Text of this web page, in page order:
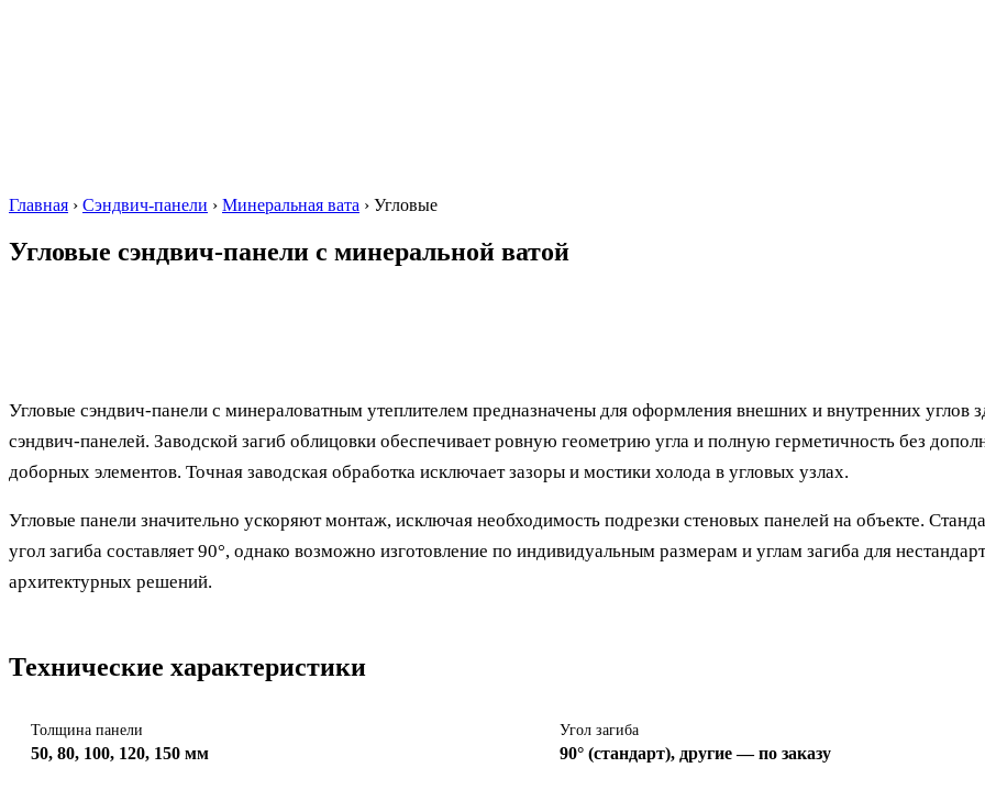
Главная › Сэндвич-панели › Минеральная вата › Угловые
Угловые сэндвич-панели с минеральной ватой
Угловые сэндвич-панели с минераловатным утеплителем предназначены для оформления внешних и внутренних углов
сэндвич-панелей. Заводской загиб облицовки обеспечивает ровную геометрию угла и полную герметичность без
доборных элементов. Точная заводская обработка исключает зазоры и мостики холода в угловых узлах.
Угловые панели значительно ускоряют монтаж, исключая необходимость подрезки стеновых панелей на объекте.
угол загиба составляет 90°, однако возможно изготовление по индивидуальным размерам и углам загиба для
архитектурных решений.
Технические характеристики
Толщина панели
50, 80, 100, 120, 150 мм
Угол загиба
90° (стандарт), другие — по заказу